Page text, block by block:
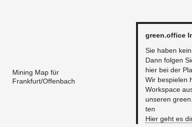
Mining Map für
Frankfurt/Offenbach
green.​office
Sie haben
Dann fol­gen
hier bei der
Wir be­spie­len
Works­pace
un­se­ren
ten
Hier geht es